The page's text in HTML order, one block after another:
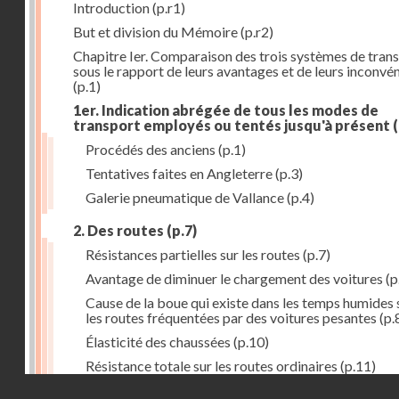
Introduction(p.r1)
But et division du Mémoire(p.r2)
Chapitre Ier. Comparaison des trois systèmes de
sous le rapport de leurs avantages et de leurs
(p.1)
1er. Indication abrégée de tous les modes de
transport employés ou tentés jusqu'à présent
Procédés des anciens (p.1)
Tentatives faites en Angleterre(p.3)
Galerie pneumatique de Vallance(p.4)
2. Des routes (p.7)
Résistances partielles sur les routes (p.7)
Avantage de diminuer le chargement des voitures
Cause de la boue qui existe dans les temps humides
les routes fréquentées par des voitures pesantes
Élasticité des chaussées (p.10)
Résistance totale sur les routes ordinaires (p.11)